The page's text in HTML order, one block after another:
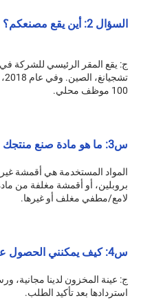
السؤال 2: أين يقع مصنعكم؟
ج:
100 موظف محلي.
س3: ما هو مادة صنع منتجك
لامع/مطفي مغلف أو غيرها.
س4: كيف يمكنني الحصول على بعض العينات؟
استردادها بعد تأكيد الطلب.